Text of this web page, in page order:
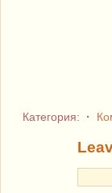
Категория: ·